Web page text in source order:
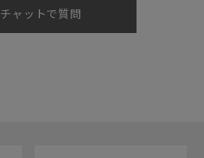
チャットで質問